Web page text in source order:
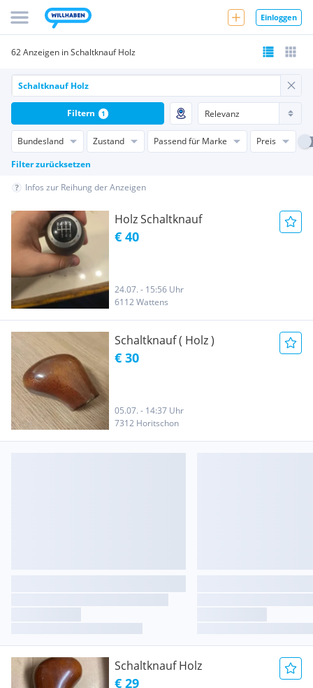
Einloggen
62 Anzeigen in Schaltknauf Holz
Bundesland Zustand Passend für Marke
Preis
Filter zurücksetzen
Filtern 1
Infos zur Reihung der Anzeigen
Holz Schaltknauf
€ 40
24.07. - 15:56 Uhr
6112 Wattens
Schaltknauf ( Holz )
€ 30
05.07. - 14:37 Uhr
7312 Horitschon
Schaltknauf Holz
€ 29